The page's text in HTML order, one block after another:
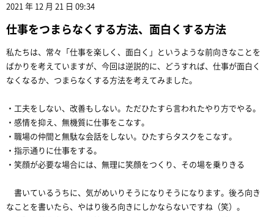
2021 年 12 月 21 日 09:34
仕事をつまらなくする方法、面白くする方法
私たちは、常々「仕事を楽しく、面白く」というような前向きなことを
ばかりを考えていますが、今回は逆説的に、どうすれば、仕事が面白く
なくなるか、つまらなくする方法を考えてみました。
・工夫をしない、改善もしない。ただひたすら言われたやり方でやる。
・感情を抑え、無機質に仕事をこなす。
・職場の仲間と無駄な会話をしない。ひたすらタスクをこなす。
・指示通りに仕事をする。
・笑顔が必要な場合には、無理に笑顔をつくり、その場を乗りきる
書いているうちに、気がめいりそうになりそうになります。後ろ向き
なことを書いたら、やはり後ろ向きにしかならないですね（笑）。